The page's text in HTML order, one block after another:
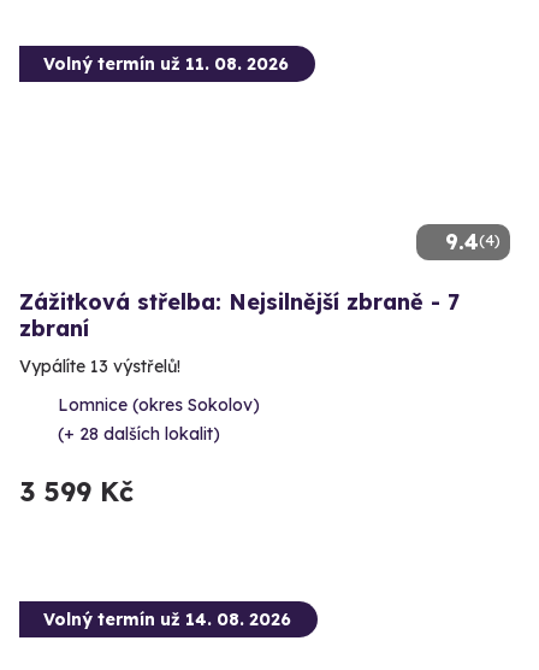
9.4(4)
Volný termín už 11. 08. 2026
Zážitková střelba: Nejsilnější zbraně - 7
zbraní
Vypálíte 13 výstřelů!
Lomnice (okres Sokolov)
(+ 28 dalších lokalit)
3 599 Kč
Volný termín už 14. 08. 2026